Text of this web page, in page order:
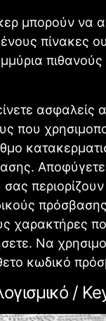
μπορούν να
πίνακες
πιθανούς
ασφαλείς
που
χαρακτήρες
Να
κωδικό
/